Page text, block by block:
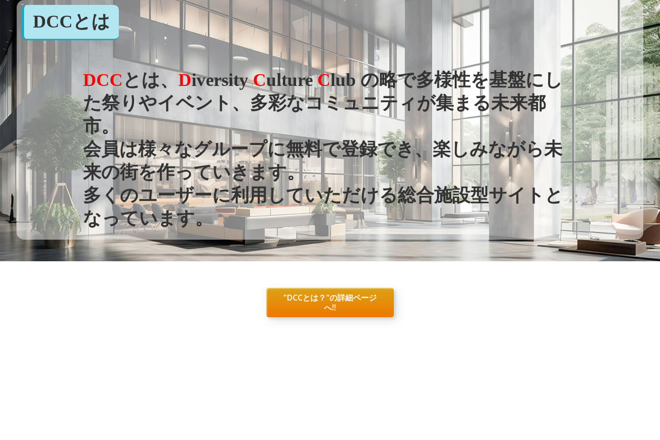
DCCとは
DCC とは、DiversityCultureClub の略で多様性を基盤にし
た祭りやイベント、多彩なコミュニティが集まる未来都
市。
会員は様々なグループに無料で登録でき、楽しみながら未
来の街を作っていきます。
多くのユーザーに利用していただける総合施設型サイトと
なっています。
"DCCとは？"の詳細ページ
へ!!